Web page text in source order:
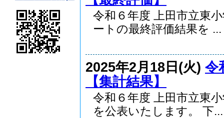
令和６年度 上田市立東
ートの最終評価結果を ...
2025年2月18日(火) 令
【集計結果】
令和６年度 上田市立東
を公表いたします。 下...